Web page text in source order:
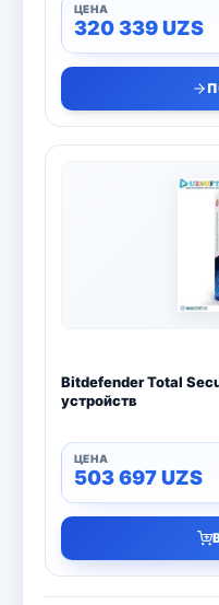
320 339UZS
Bitdefender Total
устройств
503 697UZS